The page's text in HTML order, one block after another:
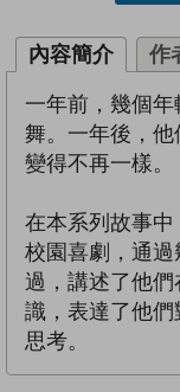
內容簡介 作
一年前，幾個
舞。一年後，
變得不再一樣。
在本系列故事
校園喜劇，通
過，講述了他
識，表達了他
思考。